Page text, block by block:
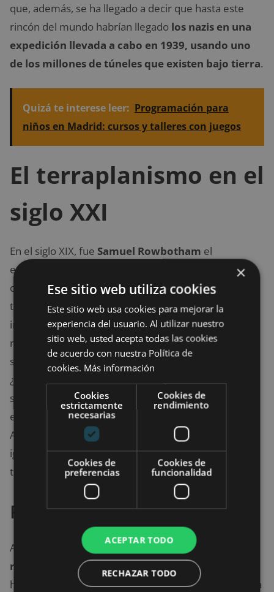
que, además, se ha llegado a decir que hasta este
rincón del mundo habrían llegado los nazis en una
expedición llevada a cabo en 1939, usando uno
de los millones de túneles que existen bajo tierra.
Quizá te interese leer: Programación para
niños en Madrid: cursos y talleres con juegos
El terraplanismo en el
siglo XXI
En el siglo XIX, fue Samuel Rowbotham el
encargado de recordar que
cuando se trataba de una idea que había quedado
totalmente atrás. Después, intentó divulgar esta
información laFlat Earth Society. Más
recientemente, fueEric Dubayquien invitó a la
sociedad a plantearse esta teoría en el año 2014.
¿Cómo? Difundió un PDF de 35 páginas explicando
supuestas pruebas que demostrarían que el lugar en
el que residimos no es «una bola que da vueltas».
Aunque muchos se lo tomaron a broma y decidieron
ignorar su discurso, otros le apoyaron, creyéndose
toda la información aportada por Dubay.
Personajes famosos
Asimismo, el jugador de laNBA Kyrie Irving
rapero B.o.B. o la cantante y actriz Tila Tequila
han sumado públicamente a la idea de que el planeta
×
Ese sitio web utiliza cookies
Este sitio web usa cookies para mejorar la
experiencia del usuario. Al utilizar nuestro
sitio web, usted acepta todas las cookies
de acuerdo con nuestra Política de
cookies. Más información
Cookies
estrictamente
necesarias
Cookies de
rendimiento
Cookies de
preferencias
Cookies de
funcionalidad
ACEPTAR TODO
RECHAZAR TODO